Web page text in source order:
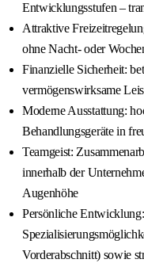
Entwicklungsstufen –
Attraktive
ohne Nacht- oder
Finanzielle Sicherheit:
vermögenswirksame
Moderne Ausstattung:
Behandlungsgeräte in
Teamgeist:
innerhalb der
Augenhöhe
Persönliche
Vorderabschnitt) sowie